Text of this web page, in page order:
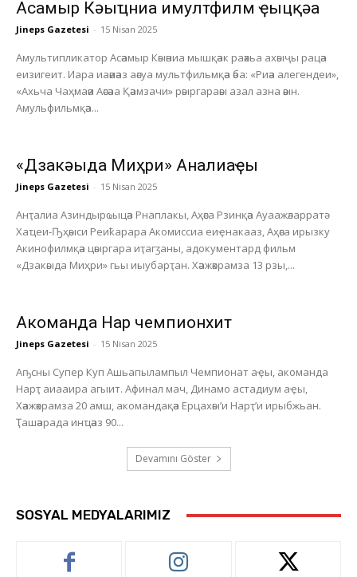
Асҭамыр Кәыҵниа имултфилм ҿыцқәа
Jineps Gazetesi - 15 Nisan 2025
Амультипликатор Асәамыр Кәыәниа мышқәак раәхьа ахәыҷы рацәа
еизигеит. Иара иаәиәаз аәсуа мультфильмқәа әба: «Риәа алегендеи»,
«Ахьча Чаҳмаәи Аәсәаа Қәамзачи» рәыргараәы азал азна әәын.
Амульфильмқәа...
«Дзакәыда Миҳри» Анҭалиаҿы
Jineps Gazetesi - 15 Nisan 2025
Анҭалиа Азиндырҩыцәа Рнаплакы, Аҳәса Рзинқәа Ауаажәларратә
Хаҵеи-Ҧҳәыси Реиҟарара Акомиссиа еиҿнакааз, Аҳәса ирызку
Акинофилмқәа цәыргара иҭагӡаны, адокументард фильм
«Дзакәыда Миҳри» гьы иыубарҭан. Хәажәкрамза 13 рзы,...
Акоманда Нарҭ чемпионхит
Jineps Gazetesi - 15 Nisan 2025
Аҧсны Супер Куп Ашьапылампыл Чемпионат аҿы, акоманда
Нарҭ аиааира агыит. Афинал мач, Динамо астадиум аҿы,
Хәажәкрамза 20 амш, акомандақәа Ерцахәы’и Нарҭ’и ирыбжьан.
Ҭашәарада инҵәаз 90...
Devamını Göster
SOSYAL MEDYALARIMIZ